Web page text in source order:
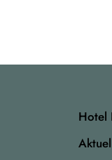
Hotel